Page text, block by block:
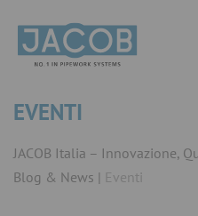
EVENTI
JACOB Italia – Innovazione,
Blog & News
Eventi